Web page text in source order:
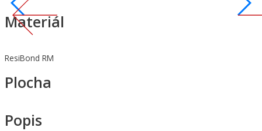
Materiál
ResiBond RM
Plocha
Popis